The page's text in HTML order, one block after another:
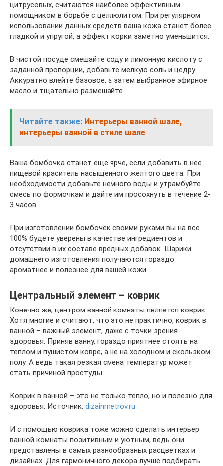
цитрусовых, считаются наиболее эффективным
помощником в борьбе с целлюлитом. При регулярном
использовании данных средств ваша кожа станет более
гладкой и упругой, а эффект корки заметно уменьшится.
В чистой посуде смешайте соду и лимонную кислоту с
заданной пропорции, добавьте мелкую соль и цедру.
Аккуратно влейте базовое, а затем выбранное эфирное
масло и тщательно размешайте.
Читайте также: Интерьеры ванной шале,
интерьеры ванной в стиле шале
Ваша бомбочка станет еще ярче, если добавить в нее
пищевой краситель насыщенного желтого цвета. При
необходимости добавьте немного воды и утрамбуйте
смесь по формочкам и дайте им просохнуть в течение 2-
3 часов.
При изготовлении бомбочек своими руками вы на все
100% будете уверены в качестве ингредиентов и
отсутствии в их составе вредных добавок. Шарики
домашнего изготовления получаются гораздо
ароматнее и полезнее для вашей кожи.
Центральный элемент – коврик
Конечно же, центром ванной комнаты является коврик.
Хотя многие и считают, что это не практично, коврик в
ванной – важный элемент, даже с точки зрения
здоровья. Приняв ванну, гораздо приятнее стоять на
теплом и пушистом ковре, а не на холодном и скользком
полу. А ведь такая резкая смена температур может
стать причиной простуды.
Коврик в ванной – это не только тепло, но и полезно для
здоровья. Источник: dizainmetrov.ru
И с помощью коврика тоже можно сделать интерьер
ванной комнаты позитивным и уютным, ведь они
представлены в самых разнообразных расцветках и
дизайнах. Для гармоничного декора лучше подбирать